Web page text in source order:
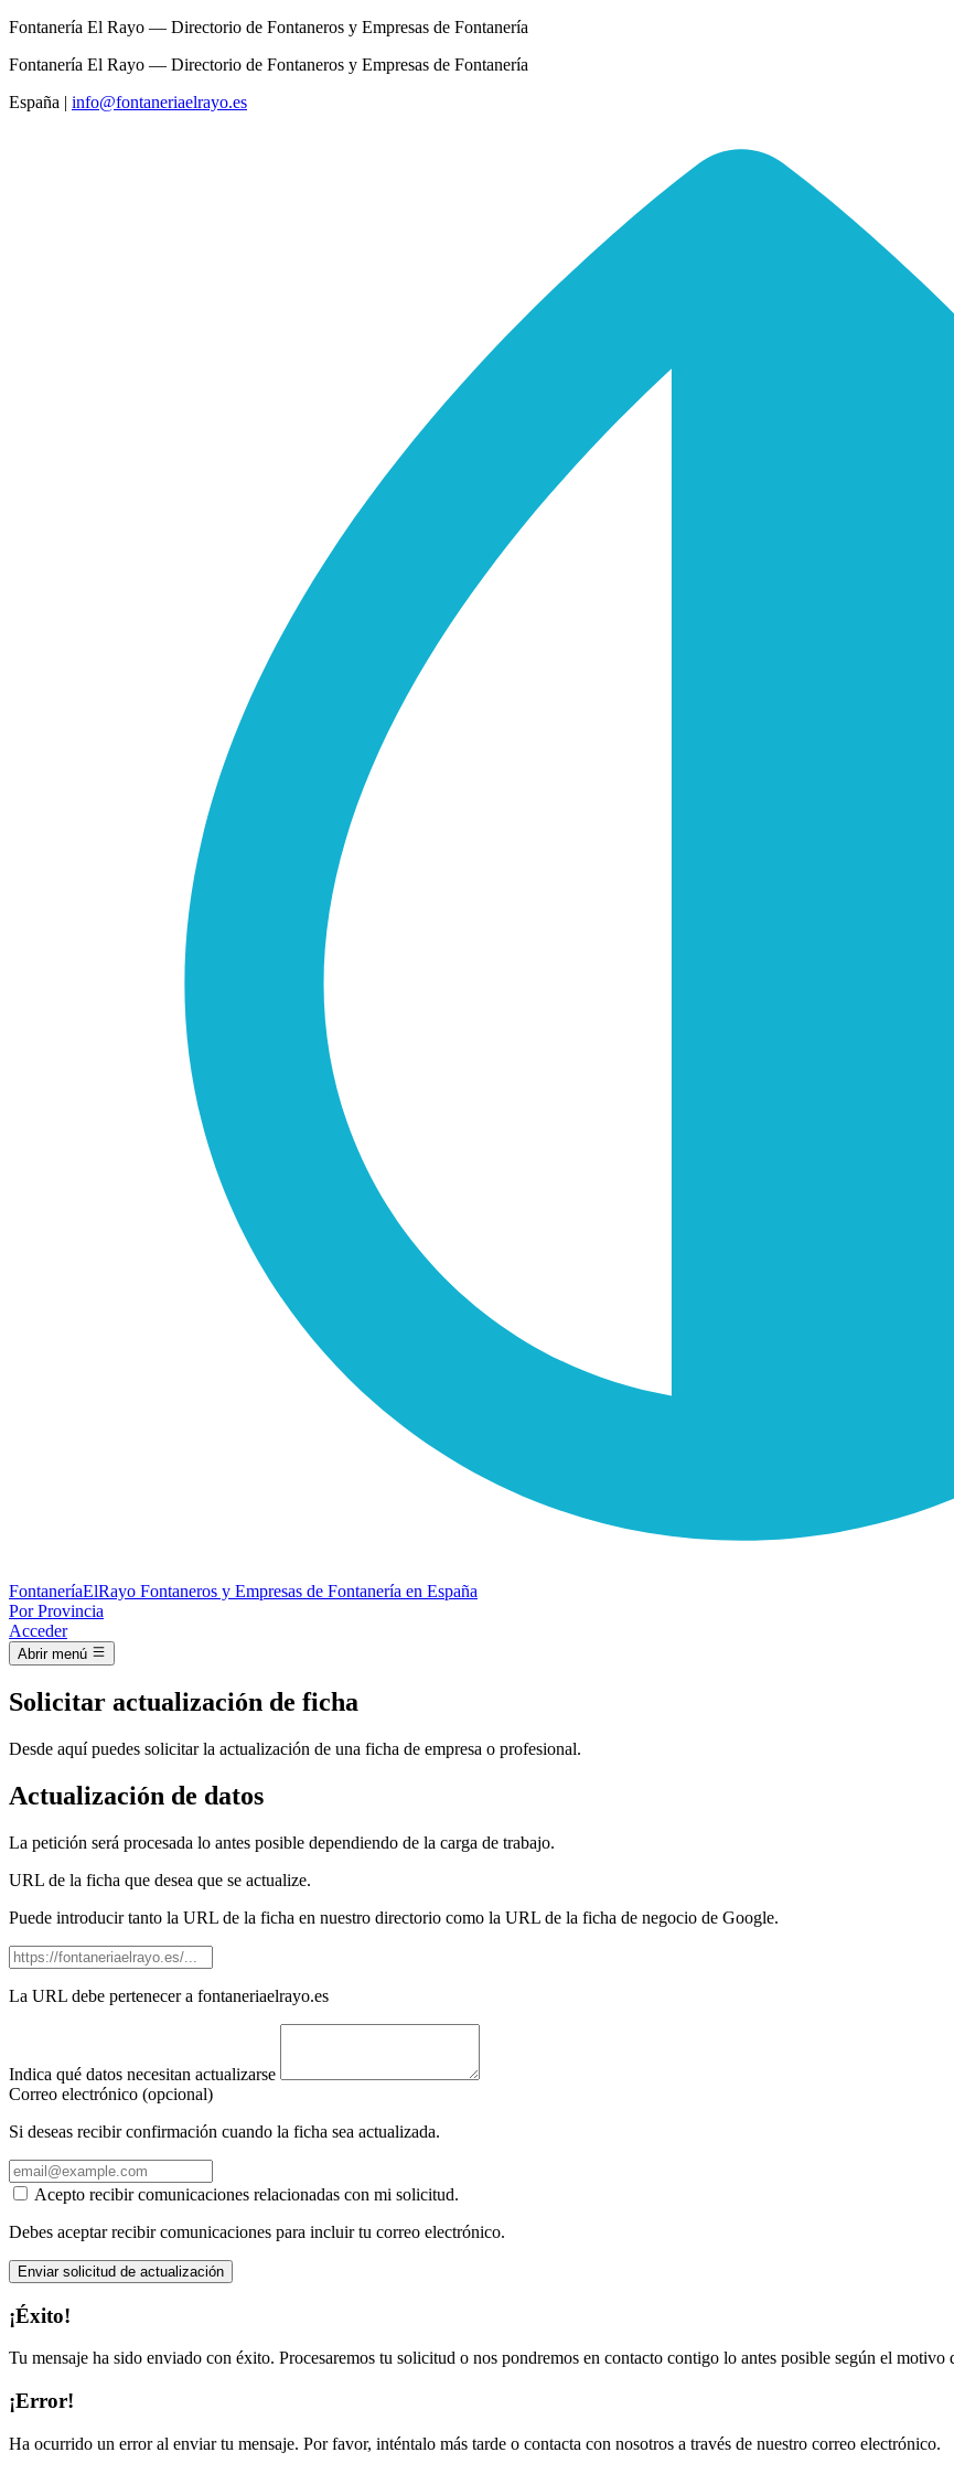
Fontanería El Rayo — Directorio de Fontaneros y Empresas de Fontanería
Fontanería El Rayo — Directorio de Fontaneros y Empresas de Fontanería
España | info@fontaneriaelrayo.es
FontaneríaElRayo Fontaneros y Empresas de Fontanería en España
Por Provincia
Acceder
Abrir menú
Solicitar actualización de ficha
Desde aquí puedes solicitar la actualización de una ficha de empresa o profesional.
Actualización de datos
La petición será procesada lo antes posible dependiendo de la carga de trabajo.
URL de la ficha que desea que se actualize.
Puede introducir tanto la URL de la ficha en nuestro directorio como la URL de la ficha de negocio de Google.
La URL debe pertenecer a fontaneriaelrayo.es
Indica qué datos necesitan actualizarse
Correo electrónico (opcional)
Si deseas recibir confirmación cuando la ficha sea actualizada.
Acepto recibir comunicaciones relacionadas con mi solicitud.
Debes aceptar recibir comunicaciones para incluir tu correo electrónico.
Enviar solicitud de actualización
¡Éxito!
Tu mensaje ha sido enviado con éxito. Procesaremos tu solicitud o nos pondremos en contacto contigo lo antes posible según el motivo
¡Error!
Ha ocurrido un error al enviar tu mensaje. Por favor, inténtalo más tarde o contacta con nosotros a través de nuestro correo electrónico.